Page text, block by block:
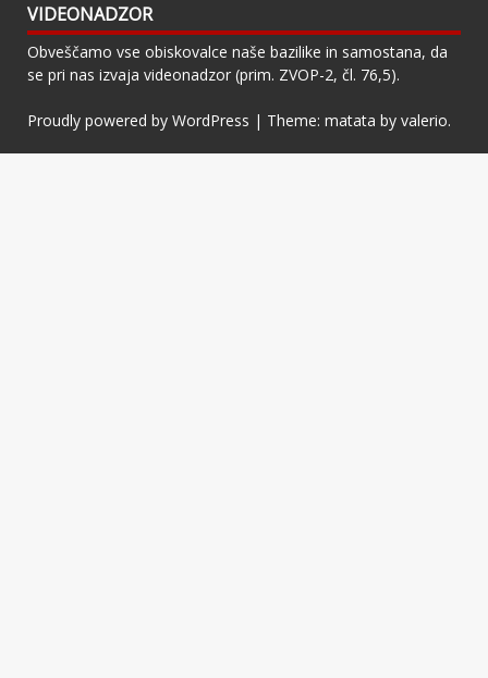
VIDEONADZOR
Obveščamo vse obiskovalce naše bazilike in samostana, da
se pri nas izvaja videonadzor (prim. ZVOP-2, čl. 76,5).
Proudly powered by WordPress | Theme: matata by valerio.